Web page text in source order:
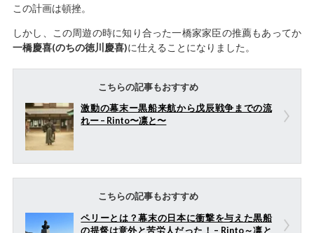
この計画は頓挫。
しかし、この周遊の時に知り合った一橋家家臣の推薦もあってか
一橋慶喜(のちの徳川慶喜)に仕えることになりました。
こちらの記事もおすすめ
激動の幕末ー黒船来航から戊辰戦争までの流
れー – Rinto〜凛と〜
こちらの記事もおすすめ
ペリーとは？幕末の日本に衝撃を与えた黒船
の提督は意外と苦労人だった！ – Rinto～凛と